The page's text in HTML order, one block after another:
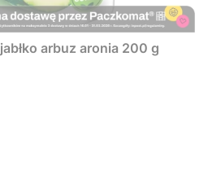
Tymbark Mus XXL jabłko arbuz aronia 200 g